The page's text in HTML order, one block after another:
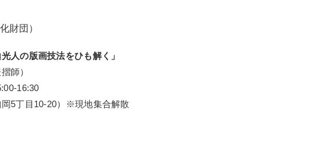
財団）
人の版画技法をひも解く」
師）
16:30
5丁目10-20）※現地集合解散